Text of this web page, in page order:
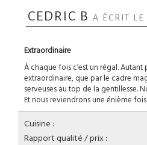
CEDRIC B A ÉCRIT
Extraordinaire
À chaque fois c’est un régal. Autant
extraordinaire, que par le cadre
serveuses au top de la gentillesse.
Et nous reviendrons une énième
Cuisine :
Rapport qualité / prix :